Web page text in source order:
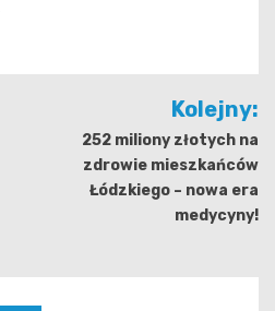
Kolejny:
252 miliony złotych na
zdrowie mieszkańców
Łódzkiego – nowa era
medycyny!